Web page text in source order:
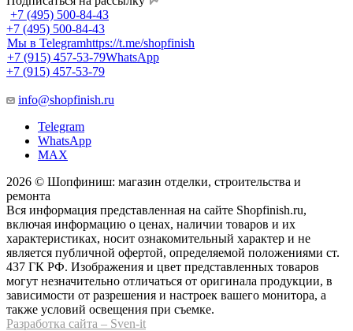
+7 (495) 500-84-43
+7 (495) 500-84-43
Мы в Telegramhttps://t.me/shopfinish
+7 (915) 457-53-79WhatsApp
+7 (915) 457-53-79
info@shopfinish.ru
Telegram
WhatsApp
MAX
2026 © Шопфиниш: магазин отделки, строительства и
ремонта
Вся информация представленная на сайте Shopfinish.ru,
включая информацию о ценах, наличии товаров и их
характеристиках, носит ознакомительный характер и не
является публичной офертой, определяемой положениями ст.
437 ГК РФ. Изображения и цвет представленных товаров
могут незначительно отличаться от оригинала продукции, в
зависимости от разрешения и настроек вашего монитора, а
также условий освещения при съемке.
Разработка сайта – Sven-it